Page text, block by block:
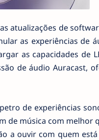
atualizações de
as experiências de
as capacidades de
de áudio Auracast,
de experiências
de música com melhor
a ouvir com quem